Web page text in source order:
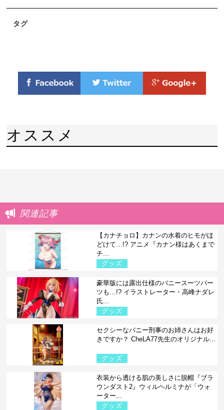
タグ
オススメ
関連記事
【カナチョロ】カナンの水着のヒモがほ
どけて…!? アニメ『カナン様はあくまで
チ...
グッズ
豪華版には露出仕様のバニースーツパー
ツも…!? イラストレーター・高峰ナダレ
氏...
グッズ
セクシーなバニー刑事のお姉さんはお好
きですか？ CheLA77先生のオリジナル...
グッズ
衣装から透ける肌の美しさに脱帽『ブラ
ウンダスト2』ウィルヘルミナが「ウォ
ーター...
グッズ